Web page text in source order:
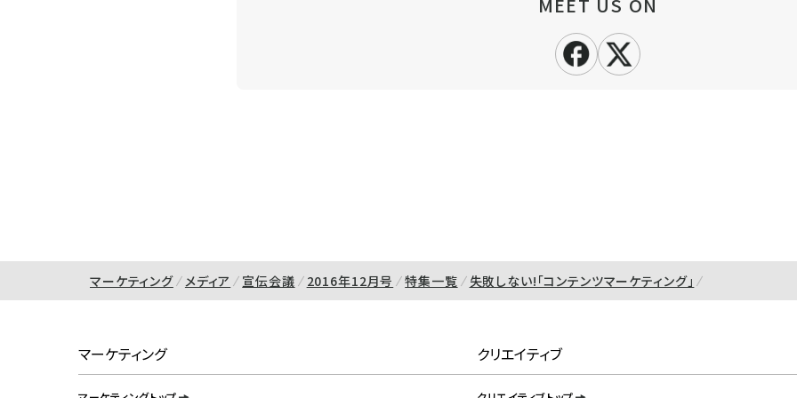
マーケティング メディア 宣伝会議 2016年12月号 特集一覧 失敗しない!「コンテンツマーケティング」
マーケティング クリエイティブ